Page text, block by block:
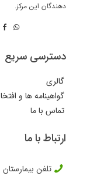
دهندگان این مرکز.
دسترسی سریع
گالری
گواهینامه ها و
تماس با ما
ارتباط با ما
تلفن بیمارستان